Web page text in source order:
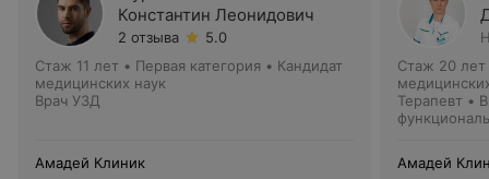
Константин Леонидович
2 отзыва
5.0
Стаж 11 лет • Первая категория • Кандидат
медицинских наук
Врач УЗД
Амадей Клиник
Стаж 20 лет
Терапевт •
Амадей